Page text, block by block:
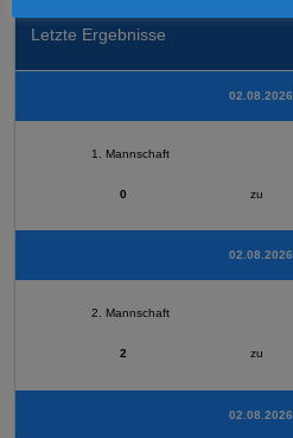
Letzte Ergebnisse
02.08.2026
1. Mannschaft
0 zu
02.08.2026
2. Mannschaft
2 zu
02.08.2026